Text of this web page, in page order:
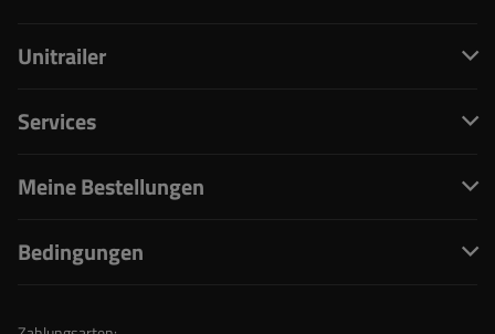
Unitrailer
Services
Meine Bestellungen
Bedingungen